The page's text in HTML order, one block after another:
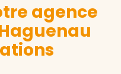
agence
Haguenau